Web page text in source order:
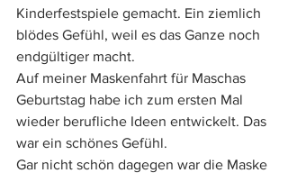
Kinderfestspiele gemacht. Ein ziemlich
blödes Gefühl, weil es das Ganze noch
endgültiger macht.
Auf meiner Maskenfahrt für Maschas
Geburtstag habe ich zum ersten Mal
wieder berufliche Ideen entwickelt. Das
war ein schönes Gefühl.
Gar nicht schön dagegen war die Maske